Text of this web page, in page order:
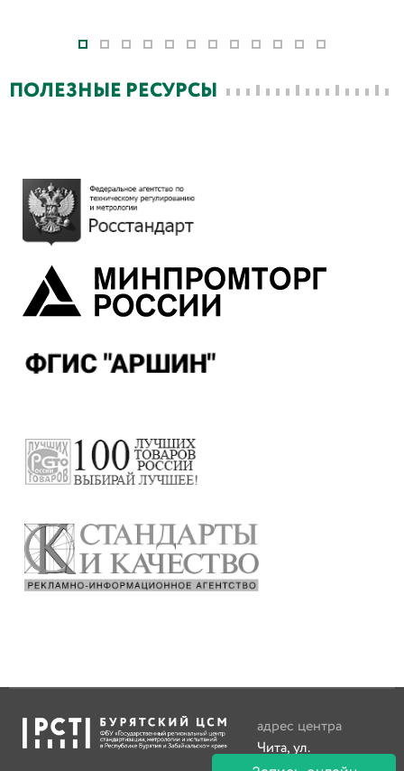
ПОЛЕЗНЫЕ РЕСУРСЫ
адрес центра
Чита, ул.